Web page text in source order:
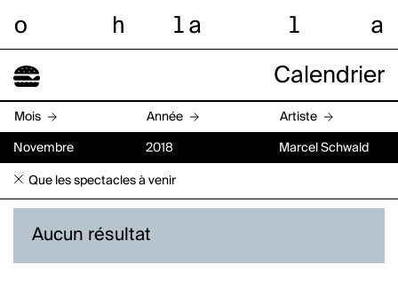
o h l a l a
Calendrier
Mois Année Artiste
Novembre 2018 Marcel Schwald
Que les spectacles à venir
Aucun résultat